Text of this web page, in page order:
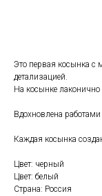
Это первая косынка с
детализацией.
На косынке
Вдохновлена
Каждая косынка
Цвет: черный
Цвет: белый
Страна: Россия